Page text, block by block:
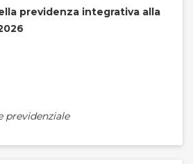
previdenza integrativa alla
previdenziale